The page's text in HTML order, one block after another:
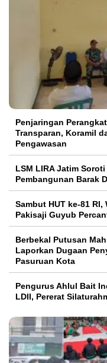
Penjaringan
Transparan, Koramil
Pengawasan
LSM LIRA Jatim
Pembangunan Barak
Sambut HUT ke-81 RI,
Pakisaji Guyub
Berbekal Putusan
Laporkan Dugaan
Pasuruan Kota
Pengurus Ahlul Bait
LDII, Pererat